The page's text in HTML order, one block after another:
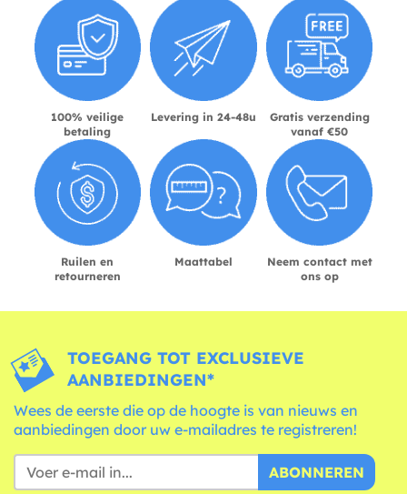
100% veilige
betaling
Levering in 24-48u
Gratis verzending
vanaf €50
Ruilen en
retourneren
Maattabel
Neem contact met
ons op
TOEGANG TOT EXCLUSIEVE
AANBIEDINGEN*
Wees de eerste die op de hoogte is van nieuws en
aanbiedingen door uw e-mailadres te registreren!
ABONNEREN